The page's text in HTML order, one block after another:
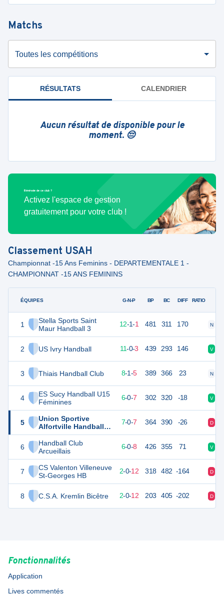
Matchs
Toutes les compétitions
RÉSULTATS CALENDRIER
Aucun résultat de disponible pour le
moment. 😔
Bénévole de ce club ?
Activez l'espace de gestion
gratuitement pour votre club !
Classement USAH
Championnat -15 Ans Feminins - DEPARTEMENTALE 1 -
CHAMPIONNAT -15 ANS FEMININS
ÉQUIPES
1
Stella Sports Saint
Maur Handball 3
2 US Ivry Handball
3 Thiais Handball Club
4
ES Sucy Handball U15
Féminines
5
Union Sportive
Alfortville Handball 2
U15 Féminines
6
Handball Club
Arcueillais
7
CS Valenton Villeneuve
St-Georges HB
8 C.S.A. Kremlin Bicêtre
G-N-P BP BC DIFF RATIO
39 12-1-1 481 311 170 N
36 11-0-3 439 293 146 V
31 14 8-1-5 389 366 23 N
28 14 6-0-7 302 320 -18 V
28 7-0-7 364 390 -26 D
6-0-8 426 355 71 V
18 14 2-0-12 318 482 -164 D
17 14 2-0-12 203 405 -202 D
Fonctionnalités
Application
Lives commentés